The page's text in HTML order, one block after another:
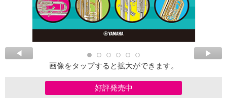
画像をタップすると拡大ができます。
好評発売中